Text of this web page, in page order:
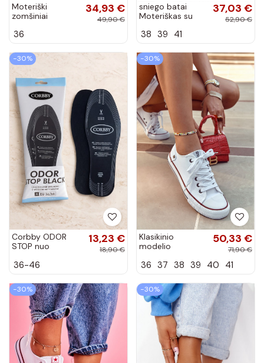
Moteriški
zomšiniai
Morreno
34,93 €
49,90 €
36
sniego batai
Moteriškas su
pašiltinti su
dramblio kaulo...
37,03 €
52,90 €
38 39 41
−30%
Corbby ODOR
STOP nuo
apsaugantys
aktyviąja anglimi
13,23 €
18,90 €
36-46
−30%
Klasikinio
modelio
sportbačiai Big
baltos spalvos
50,33 €
71,90 €
36 37 38 39 40 41
−30% −30%